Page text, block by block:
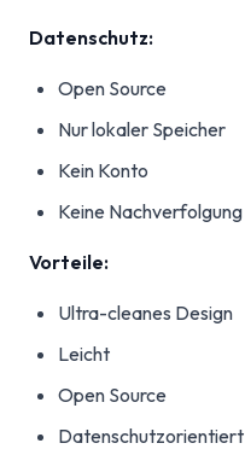
Datenschutz:
Open Source
Nur lokaler Speicher
Kein Konto
Keine Nachverfolgung
Vorteile:
Ultra-cleanes Design
Leicht
Open Source
Datenschutzorientiert